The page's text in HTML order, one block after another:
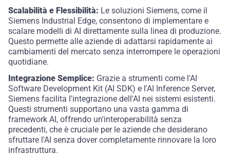
Scalabilità e Flessibilità: Le soluzioni Siemens, come il
Siemens Industrial Edge, consentono di implementare e
scalare modelli di AI direttamente sulla linea di produzione.
Questo permette alle aziende di adattarsi rapidamente ai
cambiamenti del mercato senza interrompere le operazioni
quotidiane.
Integrazione Semplice: Grazie a strumenti come l'AI
Software Development Kit (AI SDK) e l'AI Inference Server,
Siemens facilita l'integrazione dell'AI nei sistemi esistenti.
Questi strumenti supportano una vasta gamma di
framework AI, offrendo un'interoperabilità senza
precedenti, che è cruciale per le aziende che desiderano
sfruttare l'AI senza dover completamente rinnovare la loro
infrastruttura.